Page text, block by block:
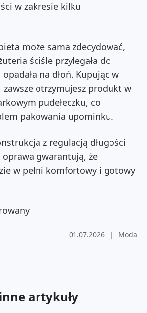
w zakresie kilku
może sama zdecydować,
ściśle przylegała do
na dłoń. Kupując w
zawsze otrzymujesz produkt w
pudełeczku, co
pakowania upominku.
z regulacją długości
gwarantują, że
w pełni komfortowy i gotowy
01.07.2026 | Moda
artykuły